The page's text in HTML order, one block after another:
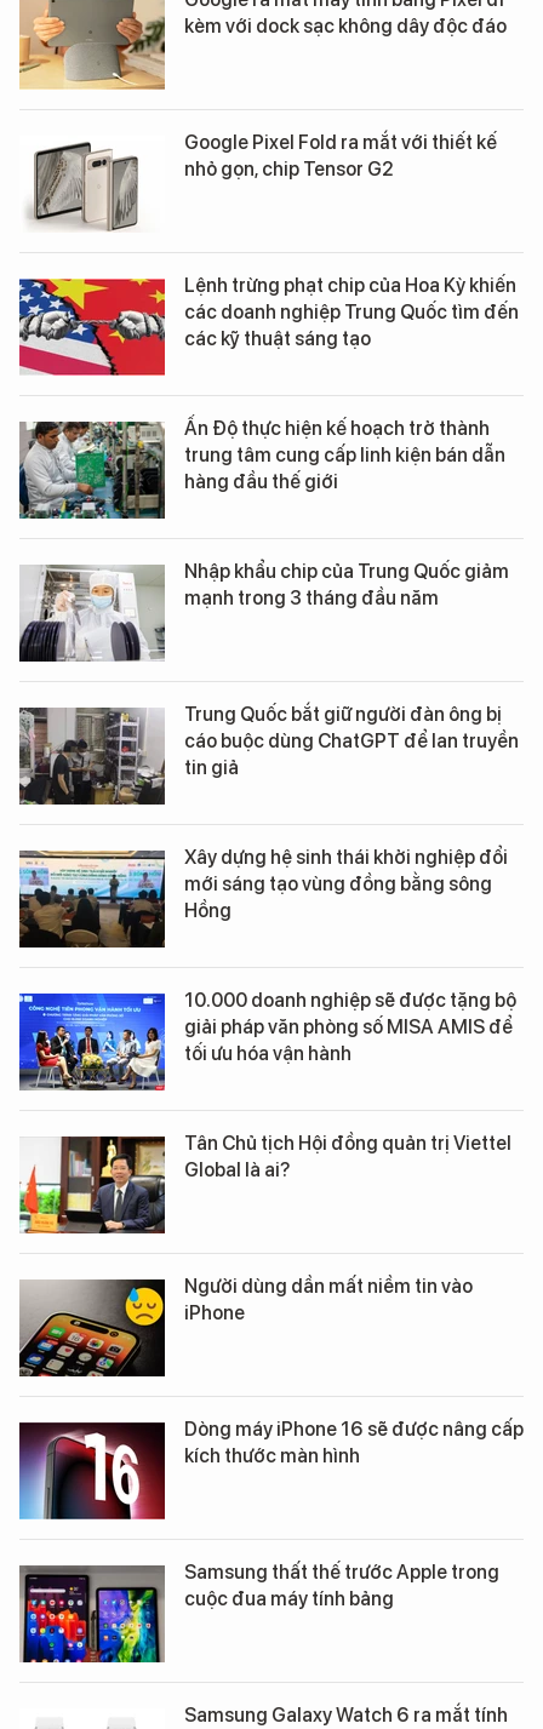
kèm với dock sạc không dây độc đáo
Google Pixel Fold ra mắt với thiết kế
nhỏ gọn, chip Tensor G2
Lệnh trừng phạt chip của Hoa Kỳ khiến
các doanh nghiệp Trung Quốc tìm đến
các kỹ thuật sáng tạo
Ấn Độ thực hiện kế hoạch trở thành
trung tâm cung cấp linh kiện bán dẫn
hàng đầu thế giới
Nhập khẩu chip của Trung Quốc giảm
mạnh trong 3 tháng đầu năm
Trung Quốc bắt giữ người đàn ông bị
cáo buộc dùng ChatGPT để lan truyền
tin giả
Xây dựng hệ sinh thái khởi nghiệp đổi
mới sáng tạo vùng đồng bằng sông
Hồng
10.000 doanh nghiệp sẽ được tặng bộ
giải pháp văn phòng số MISA AMIS để
tối ưu hóa vận hành
Tân Chủ tịch Hội đồng quản trị Viettel
Global là ai?
Người dùng dần mất niềm tin vào
iPhone
Dòng máy iPhone 16 sẽ được nâng cấp
kích thước màn hình
Samsung thất thế trước Apple trong
cuộc đua máy tính bảng
Samsung Galaxy Watch 6 ra mắt tính